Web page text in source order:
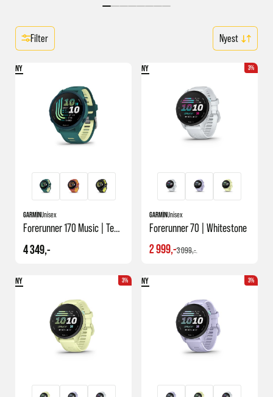
Filter
NY
GARMINUnisex
Forerunner 170 Music | Teal Green/citron
4 349,-
NY 3%
GARMINUnisex
Forerunner 70 | Whitestone
3 099,-
2 999,-
NY 3% NY 3%